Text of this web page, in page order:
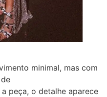
minimal, mas com
peça, o detalhe aparece